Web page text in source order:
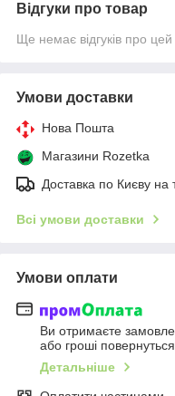
Відгуки про товар
Ще немає відгуків про цей
Умови доставки
Нова Пошта
Магазини Rozetka
Доставка по Києву на
Всі умови доставки
Умови оплати
Ви отримаєте
або гроші
Детальніше